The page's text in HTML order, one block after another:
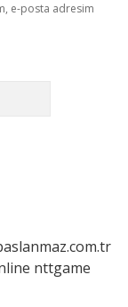
e-posta adresim
nttgame